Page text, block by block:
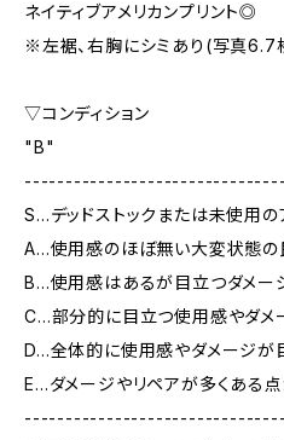
ネイティブアメリカンプリント◎
※左裾、右胸にシミあり(写真6.7
▽コンディション
"B"
S…デッドストックまたは未使用の
A…使用感のほぼ無い大変状態の
B…使用感はあるが目立つダメー
C…部分的に目立つ使用感やダメ
D…全体的に使用感やダメージが
E…ダメージやリペアが多くある